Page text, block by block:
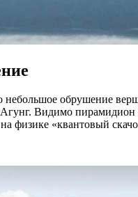
обрушение
Видимо пирамидион
физике «квантовый